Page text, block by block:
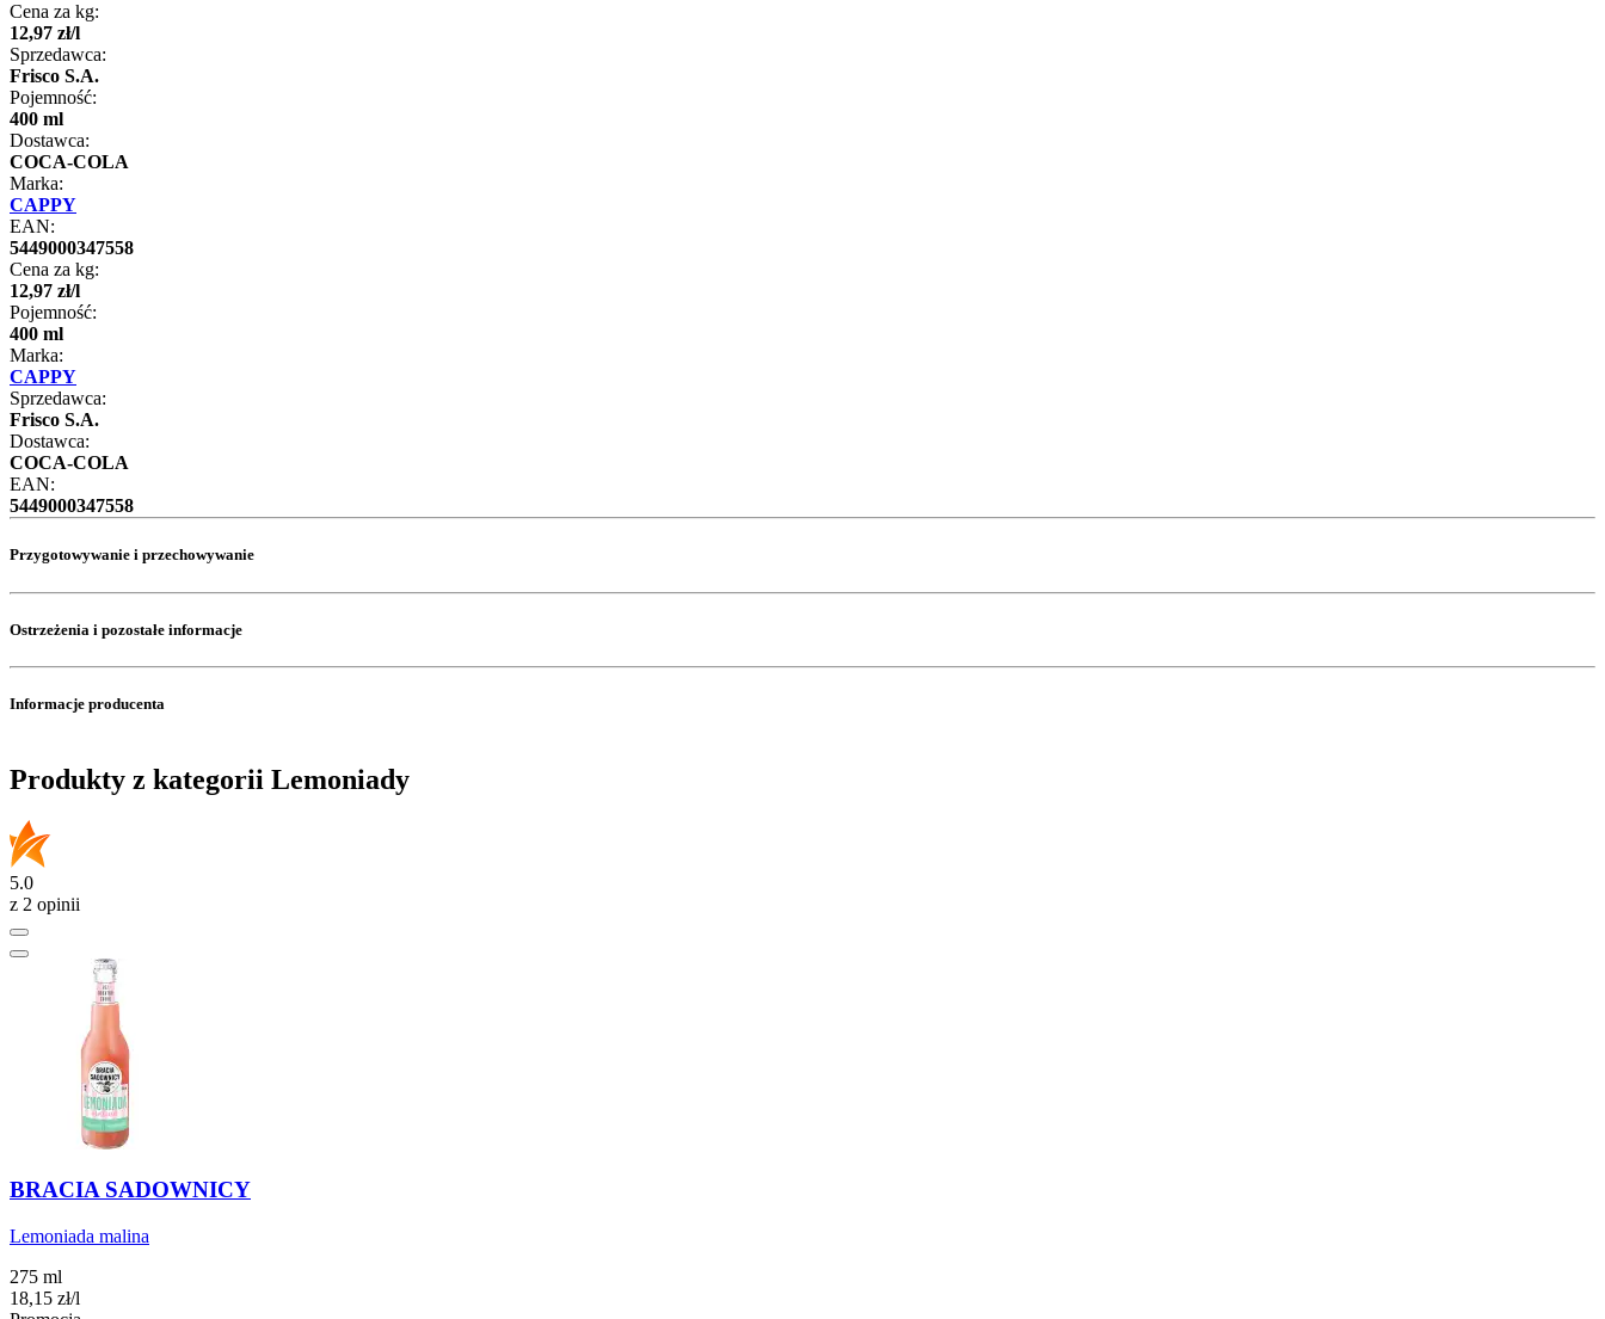
Cena za kg:
12,97 zł/l
Sprzedawca:
Frisco S.A.
Pojemność:
400 ml
Dostawca:
COCA-COLA
Marka:
CAPPY
EAN:
5449000347558
Cena za kg:
12,97 zł/l
Pojemność:
400 ml
Marka:
CAPPY
Sprzedawca:
Frisco S.A.
Dostawca:
COCA-COLA
EAN:
5449000347558
Przygotowywanie i przechowywanie
Ostrzeżenia i pozostałe informacje
Informacje producenta
Produkty z kategorii Lemoniady
5.0
z 2 opinii
BRACIA SADOWNICY
Lemoniada malina
275 ml
18,15 zł/l